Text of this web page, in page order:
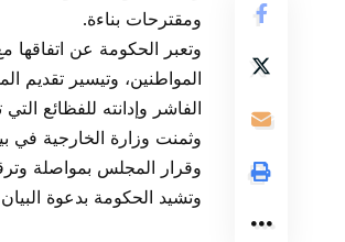
ومقترحات بناءة.
وتعبر الحكومة عن اتفاقها
المواطنين، وتيسير تقديم
الفاشر وإدانته للفظائع
وثمنت وزارة الخارجية في
وقرار المجلس بمواصلة
وتشيد الحكومة بدعوة